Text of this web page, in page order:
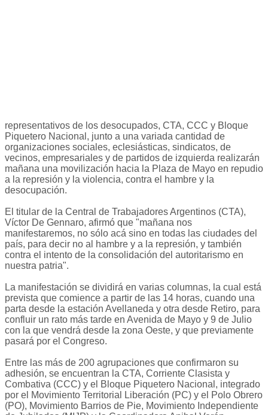
representativos de los desocupados, CTA, CCC y Bloque
Piquetero Nacional, junto a una variada cantidad de
organizaciones sociales, eclesiásticas, sindicatos, de
vecinos, empresariales y de partidos de izquierda realizarán
mañana una movilización hacia la Plaza de Mayo en repudio
a la represión y la violencia, contra el hambre y la
desocupación.
El titular de la Central de Trabajadores Argentinos (CTA),
Víctor De Gennaro, afirmó que "mañana nos
manifestaremos, no sólo acá sino en todas las ciudades del
país, para decir no al hambre y a la represión, y también
contra el intento de la consolidación del autoritarismo en
nuestra patria".
La manifestación se dividirá en varias columnas, la cual está
prevista que comience a partir de las 14 horas, cuando una
parta desde la estación Avellaneda y otra desde Retiro, para
confluir un rato más tarde en Avenida de Mayo y 9 de Julio
con la que vendrá desde la zona Oeste, y que previamente
pasará por el Congreso.
Entre las más de 200 agrupaciones que confirmaron su
adhesión, se encuentran la CTA, Corriente Clasista y
Combativa (CCC) y el Bloque Piquetero Nacional, integrado
por el Movimiento Territorial Liberación (PC) y el Polo Obrero
(PO), Movimiento Barrios de Pie, Movimiento Independiente